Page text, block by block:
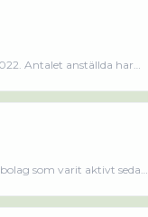
ett genuint
Antalet anställda har
merLäs mindre
som varit aktivt sedan